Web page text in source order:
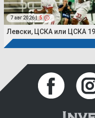
7 авг 2026 | 5
Левски, ЦСКА или ЦСКА